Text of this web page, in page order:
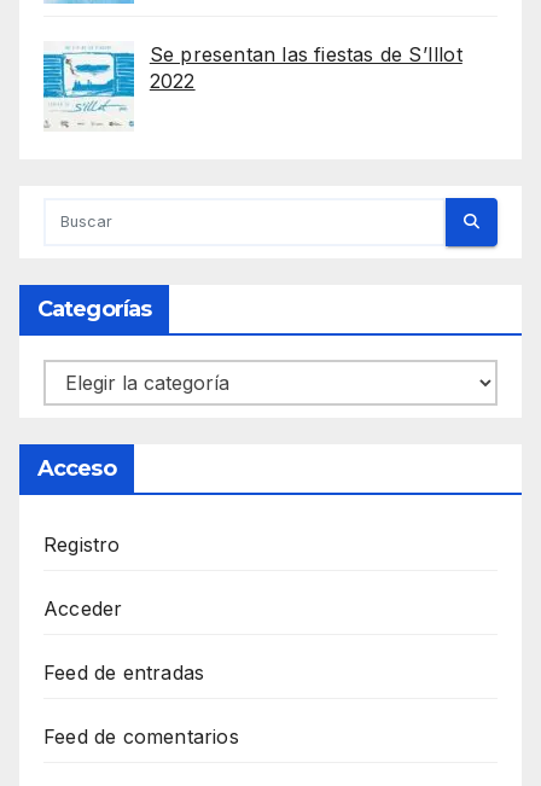
Se presentan las fiestas de S’Illot
2022
Categorías
Categorías
Acceso
Registro
Acceder
Feed de entradas
Feed de comentarios